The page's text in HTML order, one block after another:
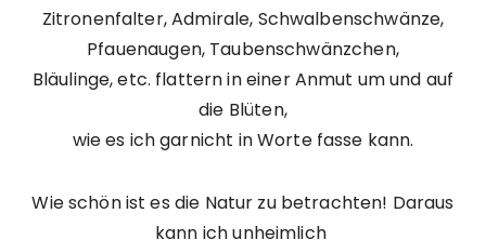
Zitronenfalter, Admirale, Schwalbenschwänze,
Pfauenaugen, Taubenschwänzchen,
Bläulinge, etc. flattern in einer Anmut um und auf
die Blüten,
wie es ich garnicht in Worte fasse kann.
Wie schön ist es die Natur zu betrachten! Daraus
kann ich unheimlich